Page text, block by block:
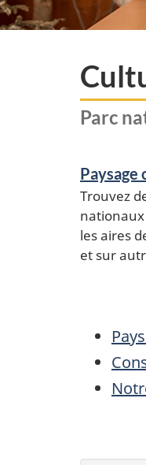
Parc
Paysage
Trouvez
les aires
et sur